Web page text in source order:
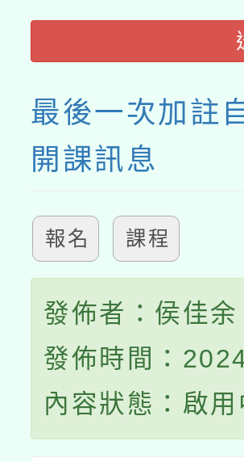
最後一次加註
開課訊息
報名 課程
發佈者：侯佳余
發佈時間：
內容狀態：啟用